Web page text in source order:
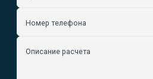
Номер телефона
Описание расчета